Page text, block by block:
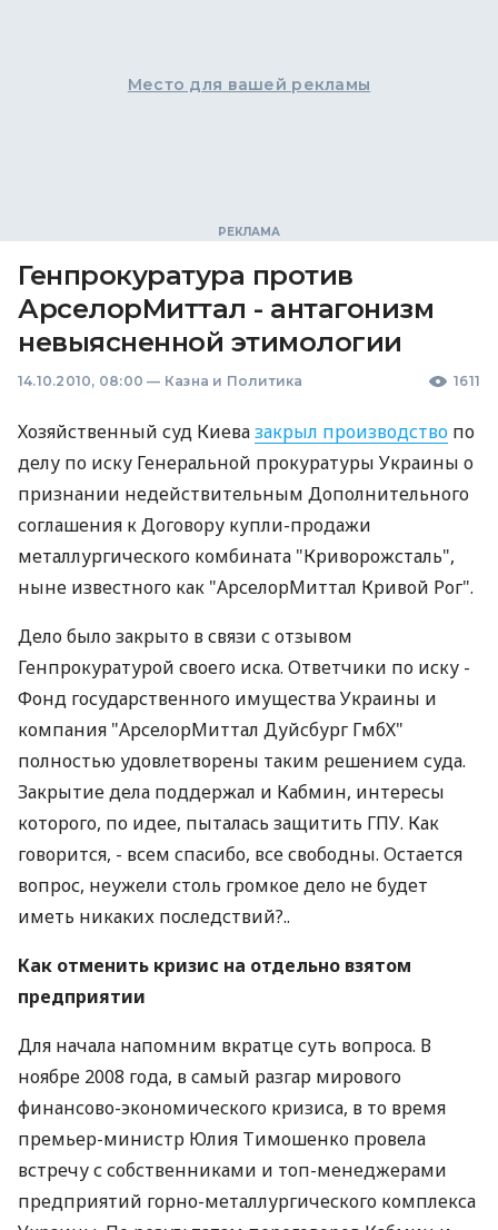
Место для вашей рекламы
Генпрокуратура против
АрселорМиттал - антагонизм
невыясненной этимологии
14.10.2010, 08:00 — Казна и Политика 1611
Хозяйственный суд Киевазакрыл производство по
делу по иску Генеральной прокуратуры Украины о
признании недействительным Дополнительного
соглашения к Договору купли-продажи
металлургического комбината "Криворожсталь",
ныне известного как "АрселорМиттал Кривой Рог".
Дело было закрыто в связи с отзывом
Генпрокуратурой своего иска. Ответчики по иску -
Фонд государственного имущества Украины и
компания "АрселорМиттал Дуйсбург ГмбХ"
полностью удовлетворены таким решением суда.
Закрытие дела поддержал и Кабмин, интересы
которого, по идее, пыталась защитить ГПУ. Как
говорится, - всем спасибо, все свободны. Остается
вопрос, неужели столь громкое дело не будет
иметь никаких последствий?..
Как отменить кризис на отдельно взятом
предприятии
Для начала напомним вкратце суть вопроса. В
ноябре 2008 года, в самый разгар мирового
финансово-экономического кризиса, в то время
премьер-министр Юлия Тимошенко провела
встречу с собственниками и топ-менеджерами
предприятий горно-металлургического комплекса